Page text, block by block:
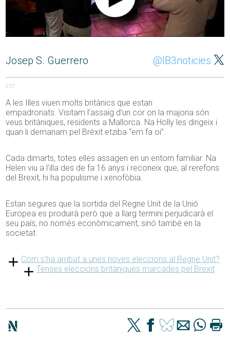
Josep S. Guerrero @IB3noticies
237
A les Illes viuen molts britànics que estan
empadronats. Visitam l’assaig d’un cor on la majoria són
veus britàniques, residents a Mallorca. Na Holly les dirigeix i
quan li demanam pel Brèxit etziba “em fa oi”.
Cada dimarts, totes elles assagen en un entorn familiar. Na
Helen viu a l’illa des de fa 16 anys i reconeix que, al rerefons
del Brexit, hi ha populisme i xenofòbia.
Estan segures que la sortida del Regne Unit de la Unió
Europea es produirà però que a llarg termini perjudicarà el
seu país, no només econòmicament, sinó també en la
societat.
Com s’ha arribat a unes noves eleccions al Regne Unit?
Tenses eleccions britàniques marcades pel Brexit